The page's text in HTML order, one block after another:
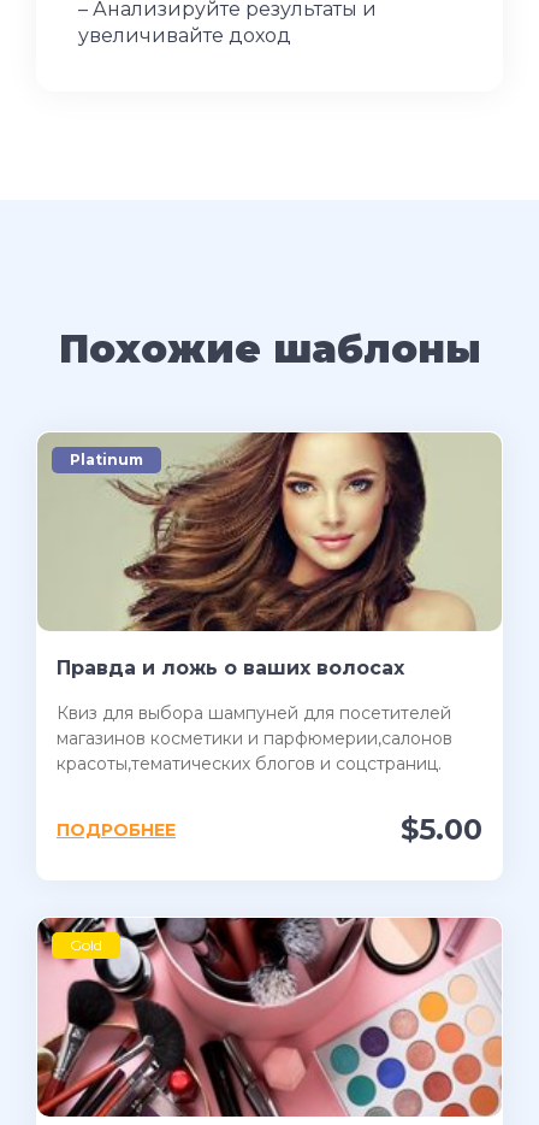
– Анализируйте результаты и
увеличивайте доход
Похожие шаблоны
Platinum
Правда и ложь о ваших волосах
Квиз для выбора шампуней для посетителей
магазинов косметики и парфюмерии,салонов
красоты,тематических блогов и соцстраниц.
$5.00
ПОДРОБНЕЕ
Gold